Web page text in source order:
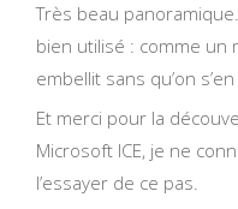
Très beau
bien utilisé : comme un
embellit sans qu’on
Et merci pour la
Microsoft ICE, je ne
l’essayer de ce pas.